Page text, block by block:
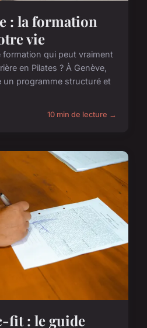
: la formation
vie
qui peut vraiment
en Pilates ? À Genève,
programme structuré et
10 min de lecture →
fit : le guide